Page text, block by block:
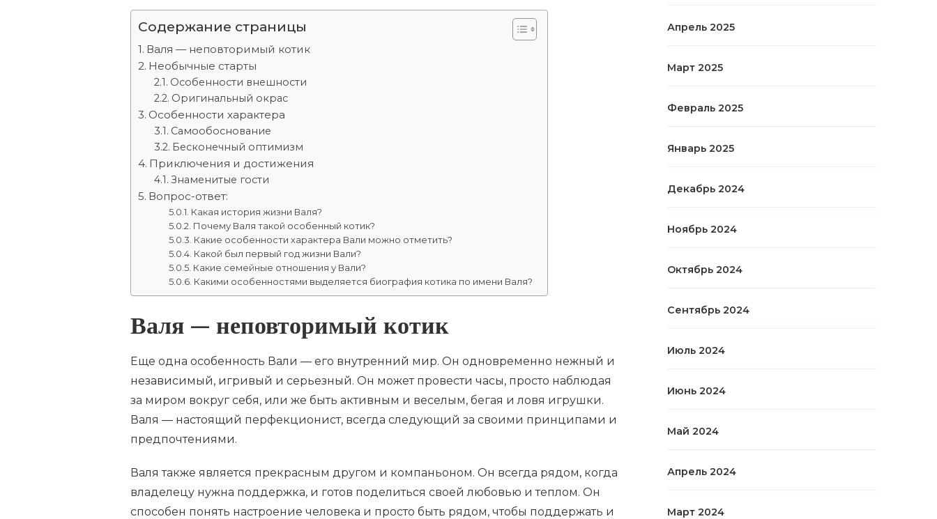
Содержание страницы
Валя — неповторимый котик
Необычные старты
Особенности внешности
Оригинальный окрас
Особенности характера
Самообоснование
Бесконечный оптимизм
Приключения и достижения
Знаменитые гости
Вопрос-ответ:
Какая история жизни Валя?
Почему Валя такой особенный котик?
Какие особенности характера Вали можно отметить?
Какой был первый год жизни Вали?
Какие семейные отношения у Вали?
Какими особенностями выделяется биография котика по имени Валя?
Валя — неповторимый котик
Еще одна особенность Вали — его внутренний мир. Он одновременно нежный и
независимый, игривый и серьезный. Он может провести часы, просто наблюдая
за миром вокруг себя, или же быть активным и веселым, бегая и ловя игрушки.
Валя — настоящий перфекционист, всегда следующий за своими принципами и
предпочтениями.
Валя также является прекрасным другом и компаньоном. Он всегда рядом, когда
владелецу нужна поддержка, и готов поделиться своей любовью и теплом. Он
способен понять настроение человека и просто быть рядом, чтобы поддержать и
Апрель 2025
Март 2025
Февраль 2025
Январь 2025
Декабрь 2024
Ноябрь 2024
Октябрь 2024
Сентябрь 2024
Июль 2024
Июнь 2024
Май 2024
Апрель 2024
Март 2024